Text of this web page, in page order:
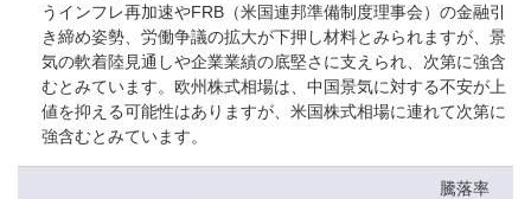
うインフレ再加速やFRB（米国連邦準備制度理事会）の金融引
き締め姿勢、労働争議の拡大が下押し材料とみられますが、景
気の軟着陸見通しや企業業績の底堅さに支えられ、次第に強含
むとみています。欧州株式相場は、中国景気に対する不安が上
値を抑える可能性はありますが、米国株式相場に連れて次第に
強含むとみています。
騰落率